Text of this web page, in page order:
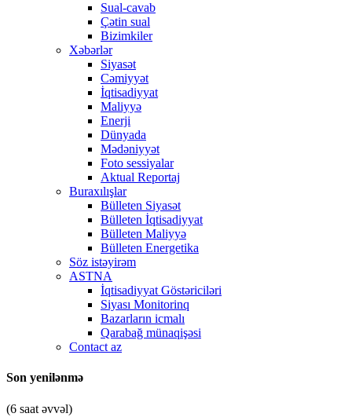
Sual-cavab
Çətin sual
Bizimkiler
Xəbərlər
Siyasət
Cəmiyyət
İqtisadiyyat
Maliyyə
Enerji
Dünyada
Mədəniyyət
Foto sessiyalar
Aktual Reportaj
Buraxılışlar
Bülleten Siyasət
Bülleten İqtisadiyyat
Bülleten Maliyyə
Bülleten Energetika
Söz istəyirəm
ASTNA
İqtisadiyyat Göstəriciləri
Siyası Monitorinq
Bazarların icmalı
Qarabağ münaqişəsi
Contact az
Son yenilənmə
(6 saat əvvəl)